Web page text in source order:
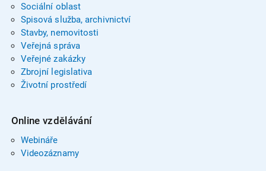
Sociální oblast
Spisová služba, archivnictví
Stavby, nemovitosti
Veřejná správa
Veřejné zakázky
Zbrojní legislativa
Životní prostředí
Online vzdělávání
Webináře
Videozáznamy